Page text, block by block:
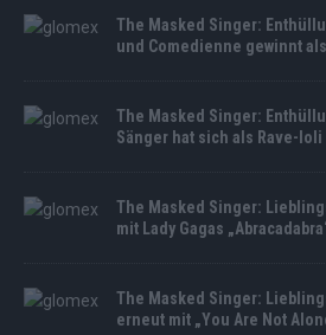
The Masked Singer:
und Comedienne gewinnt
The Masked Singer:
Sänger hat sich als Rave-
The Masked Singer:
mit Lady Gagas
The Masked Singer:
erneut mit „You Are Not